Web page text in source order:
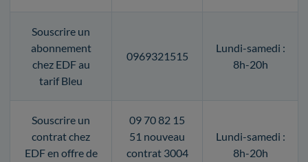
Souscrire un
abonnement
chez EDF au
tarif Bleu
0969321515
Lundi-samedi :
8h-20h
Souscrire un
contrat chez
EDF en offre de
09 70 82 15
51 nouveau
contrat 3004
Lundi-samedi :
8h-20h